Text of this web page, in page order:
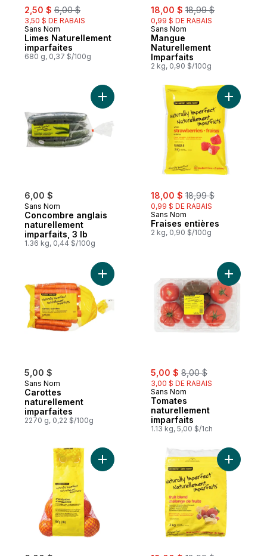
sale:
2,50 $ , formerly:
6,00 $
3,50 $ DE RABAIS
Sans Nom
Limes Naturellement
imparfaites
680 g, 0,37 $/100g
sale:
18,00 $ , formerly:
18,99 $
0,99 $ DE RABAIS
Sans Nom
Mangue
Naturellement
Imparfaits
2 kg, 0,90 $/100g
6,00 $
Sans Nom
Concombre anglais
naturellement
imparfaits, 3 lb
1.36 kg, 0,44 $/100g
Ajouter Concombre anglais
sale:
18,00 $ , formerly:
18,99 $
0,99 $ DE RABAIS
Sans Nom
Fraises entières
2 kg, 0,90 $/100g
Ajouter
5,00 $
Sans Nom
Carottes
naturellement
imparfaites
2270 g, 0,22 $/100g
Ajouter Carottes naturellement
sale:
5,00 $ , formerly:
8,00 $
3,00 $ DE RABAIS
Sans Nom
Tomates
naturellement
imparfaits
1.13 kg, 5,00 $/1ch
Ajouter
Ajouter Mandarines naturellementAjouter